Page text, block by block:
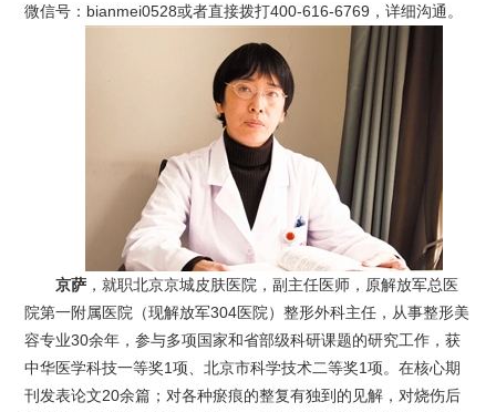
微信号：bianmei0528或者直接拨打400-616-6769，详细沟通。
京萨 ，就职北京京城皮肤医院，副主任医师，原解放军总医
院第一附属医院（现解放军304医院）整形外科主任，从事整形美
容专业30余年，参与多项国家和省部级科研课题的研究工作，获
中华医学科技一等奖1项、北京市科学技术二等奖1项。在核心期
刊发表论文20余篇；对各种瘀痕的整复有独到的见解，对烧伤后